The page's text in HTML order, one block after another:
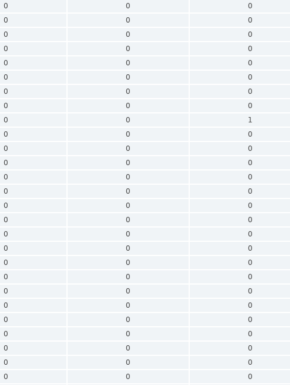
0 0 0
0 0 0
0 0 0
0 0 0
0 0 0
0 0 0
0 0 0
0 0 0
0 0 1
0 0 0
0 0 0
0 0 0
0 0 0
0 0 0
0 0 0
0 0 0
0 0 0
0 0 0
0 0 0
0 0 0
0 0 0
0 0 0
0 0 0
0 0 0
0 0 0
0 0 0
0 0 0